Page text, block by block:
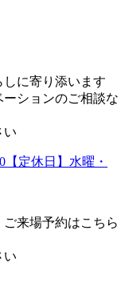
に寄り添います
ションのご相談な
い
【定休日】水曜・
来場予約はこちら
い